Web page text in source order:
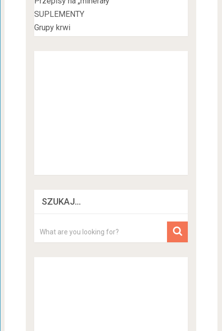
SUPLEMENTY
Grupy krwi
SZUKAJ…